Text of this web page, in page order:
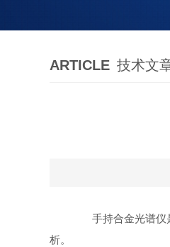
ARTICLE 技术文
手持合金光谱仪是
析。